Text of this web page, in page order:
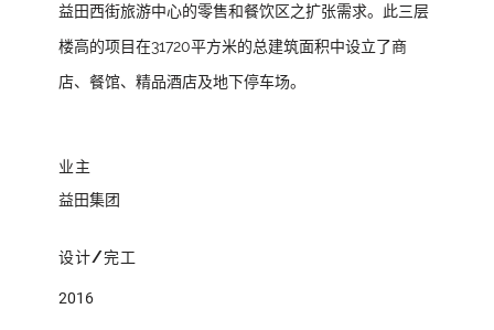
益田西街旅游中心的零售和餐饮区之扩张需求。此三层
楼高的项目在31720平方米的总建筑面积中设立了商
店、餐馆、精品酒店及地下停车场。
业主
益田集团
设计/完工
2016